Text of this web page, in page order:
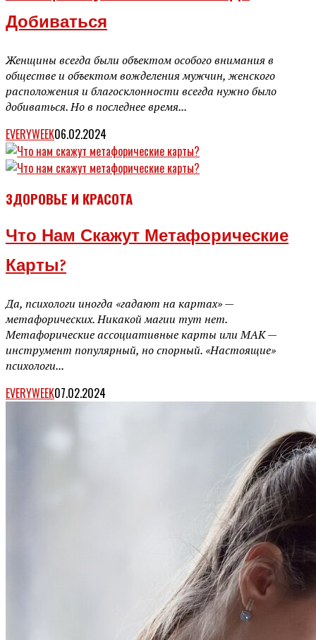
Добиваться
Женщины всегда были объектом особого внимания в
обществе и объектом вожделения мужчин, женского
расположения и благосклонности всегда нужно было
добиваться. Но в последнее время...
EVERYWEEK06.02.2024
ЗДОРОВЬЕ И КРАСОТА
Что Нам Скажут Метафорические
Карты?
Да, психологи иногда «гадают на картах» —
метафорических. Никакой магии тут нет.
Метафорические ассоциативные карты или МАК —
инструмент популярный, но спорный. «Настоящие»
психологи...
EVERYWEEK07.02.2024